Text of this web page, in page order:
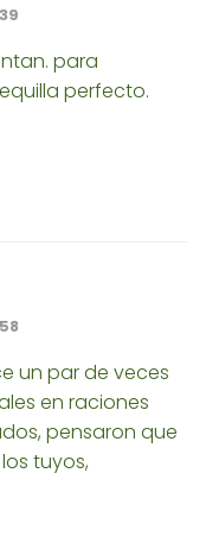
para
perfecto.
un par de veces
en raciones
pensaron que
tuyos,